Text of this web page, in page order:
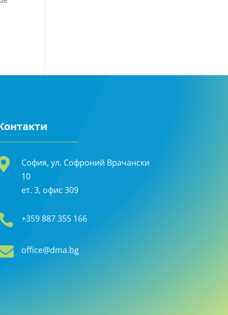
София, ул. Софроний Врачански
10
ет. 3, офис 309
+359 887 355 166
office@dma.bg